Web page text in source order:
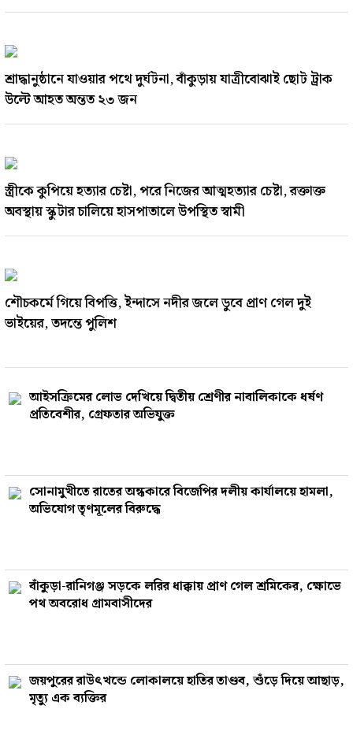
শ্রাদ্ধানুষ্ঠানে যাওয়ার পথে দুর্ঘটনা, বাঁকুড়ায় যাত্রীবোঝাই ছোট ট্রাক
উল্টে আহত অন্তত ২৩ জন
স্ত্রীকে কুপিয়ে হত্যার চেষ্টা, পরে নিজের আত্মহত্যার চেষ্টা, রক্তাক্ত
অবস্থায় স্কুটার চালিয়ে হাসপাতালে উপস্থিত স্বামী
শৌচকর্মে গিয়ে বিপত্তি, ইন্দাসে নদীর জলে ডুবে প্রাণ গেল দুই
ভাইয়ের, তদন্তে পুলিশ
আইসক্রিমের লোভ দেখিয়ে দ্বিতীয় শ্রেণীর নাবালিকাকে ধর্ষণ
প্রতিবেশীর, গ্রেফতার অভিযুক্ত
সোনামুখীতে রাতের অন্ধকারে বিজেপির দলীয় কার্যালয়ে হামলা,
অভিযোগ তৃণমূলের বিরুদ্ধে
বাঁকুড়া-রানিগঞ্জ সড়কে লরির ধাক্কায় প্রাণ গেল শ্রমিকের, ক্ষোভে
পথ অবরোধ গ্রামবাসীদের
জয়পুরের রাউৎখন্ডে লোকালয়ে হাতির তাণ্ডব, শুঁড়ে দিয়ে আছাড়,
মৃত্যু এক ব্যক্তির